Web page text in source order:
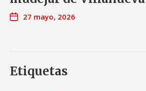
27 mayo, 2026
Etiquetas